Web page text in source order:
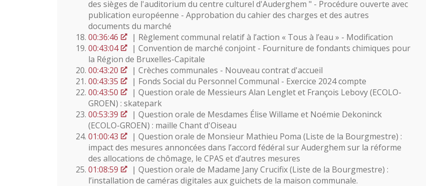
des sièges de l'auditorium du centre culturel d'Auderghem " - Procédure ouverte avec
publication européenne - Approbation du cahier des charges et des autres
documents du marché
00:36:46
| Règlement communal relatif à l’action « Tous à l’eau » - Modification
00:43:04
| Convention de marché conjoint - Fourniture de fondants chimiques pour
la Région de Bruxelles-Capitale
00:43:20
| Crèches communales - Nouveau contrat d'accueil
00:43:35
| Fonds Social du Personnel Communal - Exercice 2024 compte
00:43:50
| Question orale de Messieurs Alan Lenglet et François Lebovy (ECOLO-
GROEN) : skatepark
00:53:39
| Question orale de Mesdames Élise Willame et Noémie Dekoninck
(ECOLO-GROEN) : maille Chant d'Oiseau
01:00:43
| Question orale de Monsieur Mathieu Poma (Liste de la Bourgmestre) :
impact des mesures annoncées dans l’accord fédéral sur Auderghem sur la réforme
des allocations de chômage, le CPAS et d’autres mesures
01:08:59
| Question orale de Madame Jany Crucifix (Liste de la Bourgmestre) :
l’installation de caméras digitales aux guichets de la maison communale.